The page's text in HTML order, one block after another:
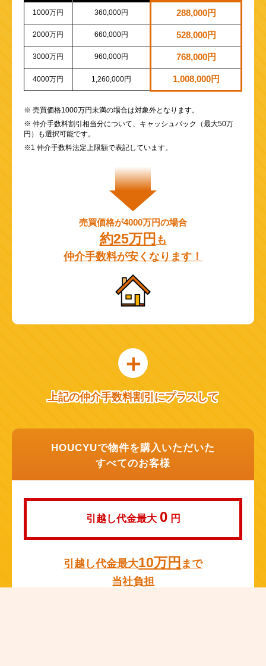
1000万円 360,000円 288,000円
2000万円 660,000円 528,000円
3000万円 960,000円 768,000円
4000万円 1,260,000円 1,008,000円
※ 売買価格1000万円未満の場合は対象外となります。
※ 仲介手数料割引相当分について、キャッシュバック（最大50万
円）も選択可能です。
※1 仲介手数料法定上限額で表記しています。
売買価格が4000万円の場合
約25万円 も
仲介手数料が安くなります！
上記の仲介手数料割引にプラスして
HOUCYUで物件を購入いただいた
すべてのお客様
引越し代金最大 0 円
引越し代金最大10万円 まで
当社負担